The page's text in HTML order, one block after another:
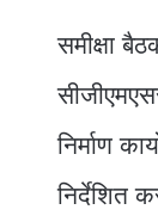
समीक्षा
निर्माण
निर्देशित